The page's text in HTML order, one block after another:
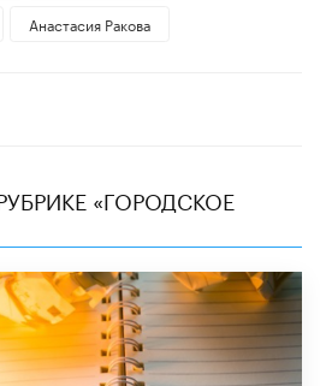
Анастасия Ракова
«ГОРОДСКОЕ